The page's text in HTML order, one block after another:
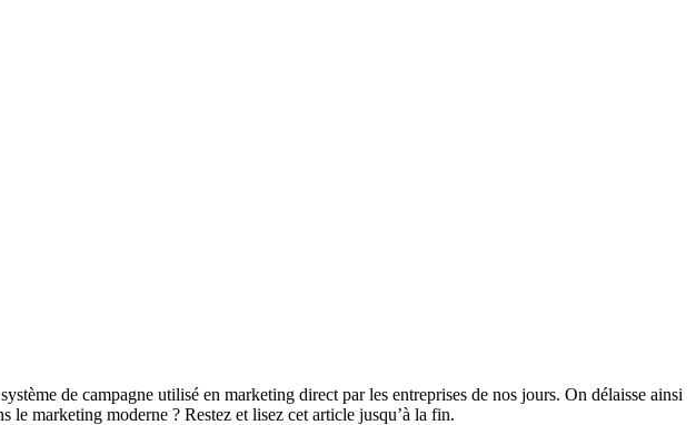
de campagne utilisé en marketing direct par les entreprises de nos jours. On délaisse ainsi
marketing moderne ? Restez et lisez cet article jusqu’à la fin.